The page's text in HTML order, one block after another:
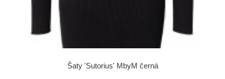
Šaty 'Sutorius' MbyM černá